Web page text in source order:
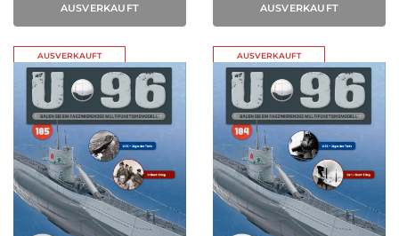
AUSVERKAUFT AUSVERKAUFT
AUSVERKAUFT AUSVERKAUFT